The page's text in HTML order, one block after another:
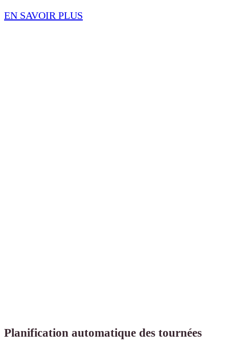
EN SAVOIR PLUS
Planification automatique des tournées